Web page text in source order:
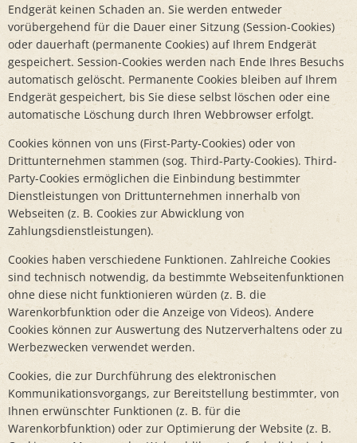
Endgerät keinen Schaden an. Sie werden entweder
vorübergehend für die Dauer einer Sitzung (Session-Cookies)
oder dauerhaft (permanente Cookies) auf Ihrem Endgerät
gespeichert. Session-Cookies werden nach Ende Ihres Besuchs
automatisch gelöscht. Permanente Cookies bleiben auf Ihrem
Endgerät gespeichert, bis Sie diese selbst löschen oder eine
automatische Löschung durch Ihren Webbrowser erfolgt.
Cookies können von uns (First-Party-Cookies) oder von
Drittunternehmen stammen (sog. Third-Party-Cookies). Third-
Party-Cookies ermöglichen die Einbindung bestimmter
Dienstleistungen von Drittunternehmen innerhalb von
Webseiten (z. B. Cookies zur Abwicklung von
Zahlungsdienstleistungen).
Cookies haben verschiedene Funktionen. Zahlreiche Cookies
sind technisch notwendig, da bestimmte Webseitenfunktionen
ohne diese nicht funktionieren würden (z. B. die
Warenkorbfunktion oder die Anzeige von Videos). Andere
Cookies können zur Auswertung des Nutzerverhaltens oder zu
Werbezwecken verwendet werden.
Cookies, die zur Durchführung des elektronischen
Kommunikationsvorgangs, zur Bereitstellung bestimmter, von
Ihnen erwünschter Funktionen (z. B. für die
Warenkorbfunktion) oder zur Optimierung der Website (z. B.